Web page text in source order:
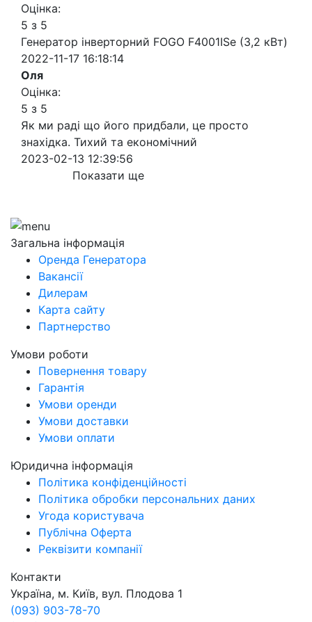
Оцінка:
5 з 5
Генератор інверторний FOGO F4001ISe (3,2 кВт)
2022-11-17 16:18:14
Оля
Оцінка:
5 з 5
Як ми раді що його придбали, це просто
знахідка. Тихий та економічний
2023-02-13 12:39:56
Показати ще
Загальна інформація
Оренда Генератора
Вакансії
Дилерам
Карта сайту
Партнерство
Умови роботи
Повернення товару
Гарантія
Умови оренди
Умови доставки
Умови оплати
Юридична інформація
Політика конфіденційності
Політика обробки персональних даних
Угода користувача
Публічна Оферта
Реквізити компанії
Контакти
Україна, м. Київ, вул. Плодова 1
(093) 903-78-70